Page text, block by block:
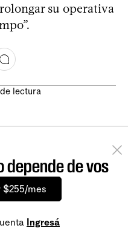
su operativa
lectura
depende de vos
$255/mes
Ingresá